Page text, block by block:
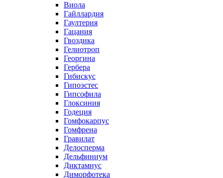
Виола
Гайллардия
Гаултерия
Гацания
Гвоздика
Гелиотроп
Георгина
Гербера
Гибискус
Гипоэстес
Гипсофила
Глоксиния
Годеция
Гомфокарпус
Гомфрена
Гравилат
Делосперма
Дельфиниум
Диктамнус
Диморфотека